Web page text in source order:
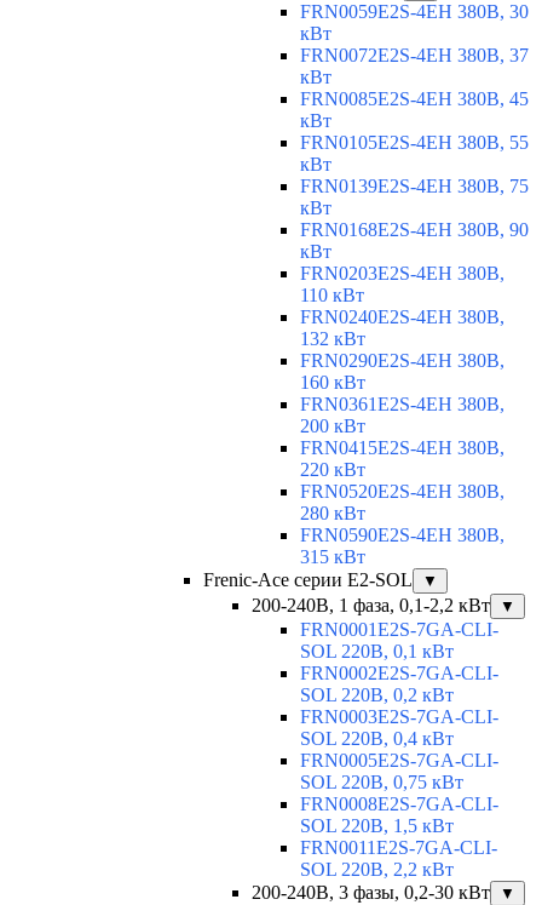
FRN0059E2S-4EH 380В, 30
кВт
FRN0072E2S-4EH 380В, 37
кВт
FRN0085E2S-4EH 380В, 45
кВт
FRN0105E2S-4EH 380В, 55
кВт
FRN0139E2S-4EH 380В, 75
кВт
FRN0168E2S-4EH 380В, 90
кВт
FRN0203E2S-4EH 380В,
110 кВт
FRN0240E2S-4EH 380В,
132 кВт
FRN0290E2S-4EH 380В,
160 кВт
FRN0361E2S-4EH 380В,
200 кВт
FRN0415E2S-4EH 380В,
220 кВт
FRN0520E2S-4EH 380В,
280 кВт
FRN0590E2S-4EH 380В,
315 кВт
Frenic-Ace серии E2-SOL
▼
200-240В, 1 фаза, 0,1-2,2 кВт ▼
FRN0001E2S-7GA-CLI-
SOL 220В, 0,1 кВт
FRN0002E2S-7GA-CLI-
SOL 220В, 0,2 кВт
FRN0003E2S-7GA-CLI-
SOL 220В, 0,4 кВт
FRN0005E2S-7GA-CLI-
SOL 220В, 0,75 кВт
FRN0008E2S-7GA-CLI-
SOL 220В, 1,5 кВт
FRN0011E2S-7GA-CLI-
SOL 220В, 2,2 кВт
200-240В, 3 фазы, 0,2-30 кВт
▼